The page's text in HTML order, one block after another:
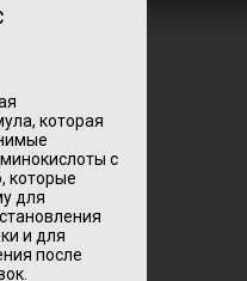
которая
с
которые
для
и для
после